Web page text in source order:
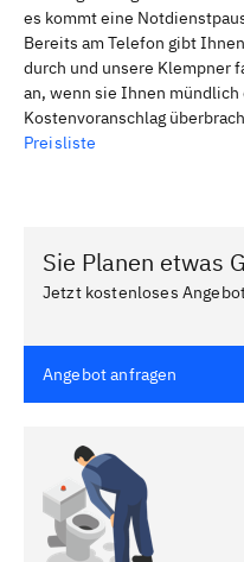
es kommt eine
Bereits am Telefon gibt
durch und unsere Klempner
an, wenn sie Ihnen
Kostenvoranschlag
Preisliste
Sie Planen etwas
Jetzt kostenloses
Angebot anfragen